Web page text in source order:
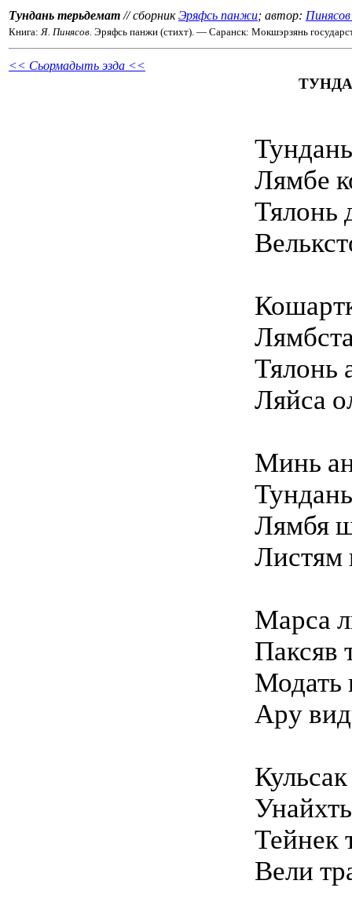
Тундань терьдемат // сборникЭряфсь панжи; автор:
Книга:Я. Пинясов. Эряфсь панжи (стихт). — Саранск: Мокшэрзянь
<< Сьормадыть эзда <<
Лямбе
Тялонь
Тялонь
Ляйса
Минь
Лямбя
Листям
Марса
Паксяв
Модать
Ару
Тейнек
Вели